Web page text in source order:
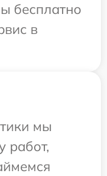
бесплатно
в
мы
работ,